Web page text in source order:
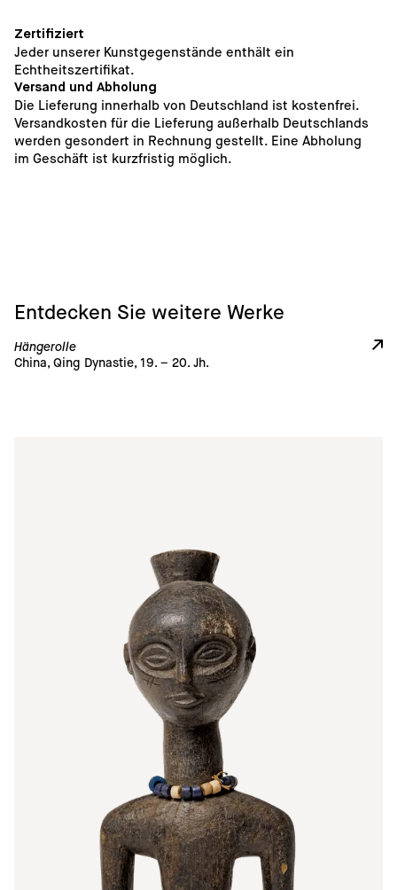
Zertifiziert
Jeder unserer Kunstgegenstände enthält ein
Echtheitszertifikat.
Versand und Abholung
Die Lieferung innerhalb von Deutschland ist kostenfrei.
Versandkosten für die Lieferung außerhalb Deutschlands
werden gesondert in Rechnung gestellt. Eine Abholung
im Geschäft ist kurzfristig möglich.
Entdecken Sie weitere Werke
Hängerolle
China, Qing Dynastie, 19. – 20. Jh.